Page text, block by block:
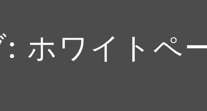
ホワイトペ